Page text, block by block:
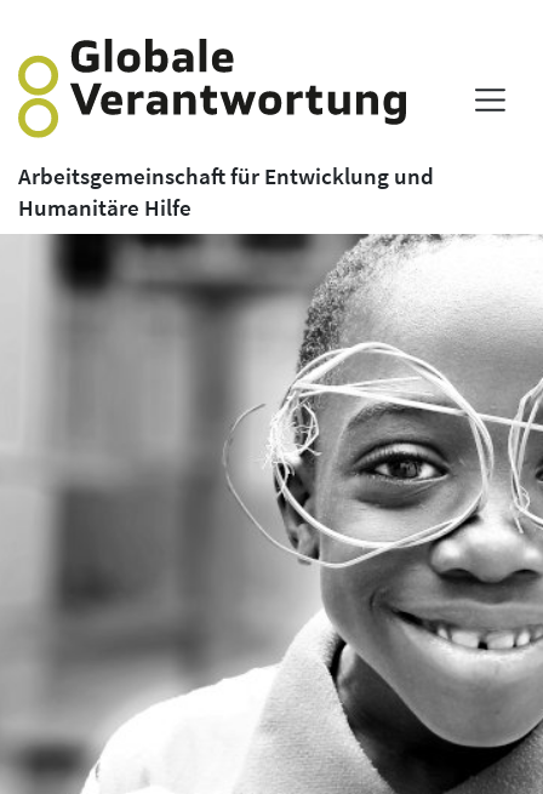
Arbeitsgemeinschaft für Entwicklung und
Humanitäre Hilfe